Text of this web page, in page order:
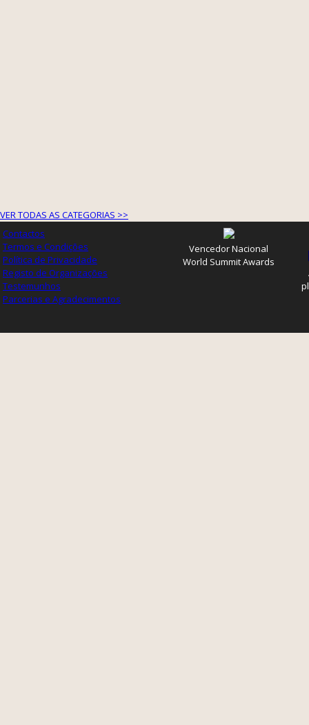
VER TODAS AS CATEGORIAS >>
Contactos
Termos e Condições
Política de Privacidade
Registo de Organizações
Testemunhos
Parcerias e Agradecimentos
Vencedor Nacional
World Summit Awards